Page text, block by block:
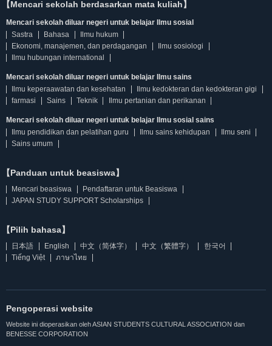
【Mencari sekolah berdasarkan mata kuliah】
Mencari sekolah diluar negeri untuk belajar Ilmu sosial
Sastra
Bahasa
Ilmu hukum
Ekonomi, manajemen, dan perdagangan
Ilmu sosiologi
Ilmu hubungan international
Mencari sekolah diluar negeri untuk belajar Ilmu sains
Ilmu keperaawatan dan kesehatan
Ilmu kedokteran dan kedokteran gigi
farmasi
Sains Teknik Ilmu pertanian dan perikanan
Mencari sekolah diluar negeri untuk belajar Ilmu sosial sains
Ilmu pendidikan dan pelatihan guru
Ilmu sains kehidupan
Ilmu seni
Sains umum
【Panduan untuk beasiswa】
Mencari beasiswa
Pendaftaran untuk Beasiswa
JAPAN STUDY SUPPORT Scholarships
【Pilih bahasa】
日本語 English 中文（简体字） 中文（繁體字）
한국어
Tiếng Việt
ภาษาไทย
Pengoperasi website
Website ini dioperasikan oleh ASIAN STUDENTS CULTURAL ASSOCIATION dan
BENESSE CORPORATION